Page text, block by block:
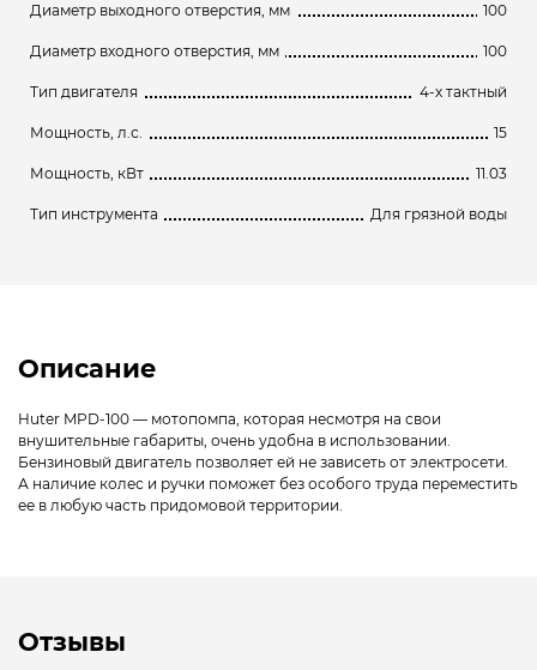
Диаметр выходного отверстия, мм 100
Диаметр входного отверстия, мм 100
Тип двигателя 4-х тактный
Мощность, л.с. 15
Мощность, кВт 11.03
Тип инструмента Для грязной воды
Описание
Huter MPD-100 — мотопомпа, которая несмотря на свои
внушительные габариты, очень удобна в использовании.
Бензиновый двигатель позволяет ей не зависеть от электросети.
А наличие колес и ручки поможет без особого труда переместить
ее в любую часть придомовой территории.
Отзывы